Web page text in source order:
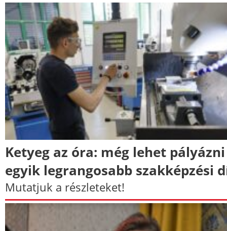
Ketyeg az óra: még lehet
egyik legrangosabb szakképzési
Mutatjuk a részleteket!